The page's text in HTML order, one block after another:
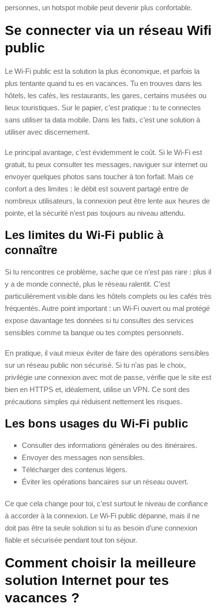
personnes, un hotspot mobile peut devenir plus confortable.
Se connecter via un réseau Wifi
public
Le Wi‑Fi public est la solution la plus économique, et parfois la
plus tentante quand tu es en vacances. Tu en trouves dans les
hôtels, les cafés, les restaurants, les gares, certains musées ou
lieux touristiques. Sur le papier, c’est pratique : tu te connectes
sans utiliser ta data mobile. Dans les faits, c’est une solution à
utiliser avec discernement.
Le principal avantage, c’est évidemment le coût. Si le Wi‑Fi est
gratuit, tu peux consulter tes messages, naviguer sur internet ou
envoyer quelques photos sans toucher à ton forfait. Mais ce
confort a des limites : le débit est souvent partagé entre de
nombreux utilisateurs, la connexion peut être lente aux heures de
pointe, et la sécurité n’est pas toujours au niveau attendu.
Les limites du Wi‑Fi public à
connaître
Si tu rencontres ce problème, sache que ce n’est pas rare : plus il
y a de monde connecté, plus le réseau ralentit. C’est
particulièrement visible dans les hôtels complets ou les cafés très
fréquentés. Autre point important : un Wi‑Fi ouvert ou mal protégé
expose davantage tes données si tu consultes des services
sensibles comme ta banque ou tes comptes personnels.
En pratique, il vaut mieux éviter de faire des opérations sensibles
sur un réseau public non sécurisé. Si tu n’as pas le choix,
privilégie une connexion avec mot de passe, vérifie que le site est
bien en HTTPS et, idéalement, utilise un VPN. Ce sont des
précautions simples qui réduisent nettement les risques.
Les bons usages du Wi‑Fi public
Consulter des informations générales ou des itinéraires.
Envoyer des messages non sensibles.
Télécharger des contenus légers.
Éviter les opérations bancaires sur un réseau ouvert.
Ce que cela change pour toi, c’est surtout le niveau de confiance
à accorder à la connexion. Le Wi‑Fi public dépanne, mais il ne
doit pas être ta seule solution si tu as besoin d’une connexion
fiable et sécurisée pendant tout ton séjour.
Comment choisir la meilleure
solution Internet pour tes
vacances ?